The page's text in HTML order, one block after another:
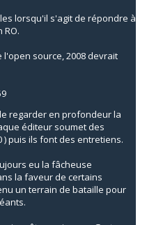
lorsqu'il s'agit de répondre à
source, 2008 devrait
regarder en profondeur la
éditeur soumet des
) puis ils font des entretiens.
eu la fâcheuse
la faveur de certains
un terrain de bataille pour